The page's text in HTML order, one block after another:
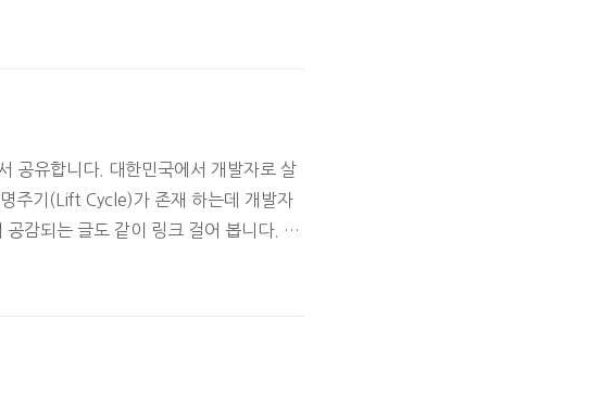
정방법 아래 바로가기 클릭 2. Google
공유합니다. 대한민국에서 개발자로 살
주기(Lift Cycle)가 존재 하는데 개발자
감되는 글도 같이 링크 걸어 봅니다. 꼭
블로그 글 엄태형님 블로그 - 개발새